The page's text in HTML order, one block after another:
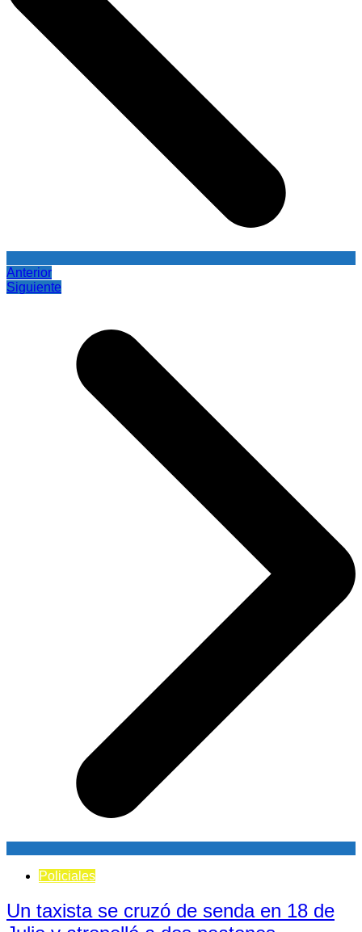
Anterior
Siguiente
Policiales
Un taxista se cruzó de senda en 18 de